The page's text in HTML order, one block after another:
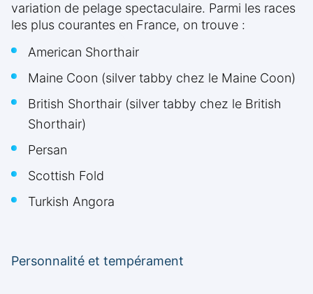
variation de pelage spectaculaire. Parmi les races
les plus courantes en France, on trouve :
American Shorthair
Maine Coon (silver tabby chez le Maine Coon)
British Shorthair (silver tabby chez le British
Shorthair)
Persan
Scottish Fold
Turkish Angora
Personnalité et tempérament